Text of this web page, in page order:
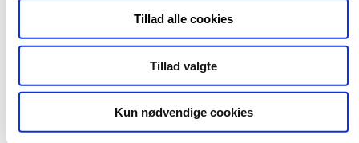
Tillad alle cookies
Tillad valgte
Kun nødvendige cookies